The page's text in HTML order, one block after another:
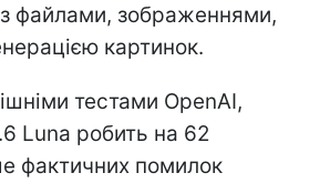
файлами, зображеннями,
картинок.
тестами OpenAI,
Luna робить на 62
фактичних помилок